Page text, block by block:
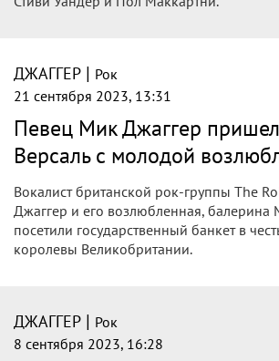
ДЖАГГЕР | Рок
21 сентября 2023, 13:31
Певец Мик Джаггер
Версаль с молодой
Вокалист британской рок-группы The
Джаггер и его возлюбленная,
посетили государственный банкет в
королевы Великобритании.
ДЖАГГЕР | Рок
8 сентября 2023, 16:28